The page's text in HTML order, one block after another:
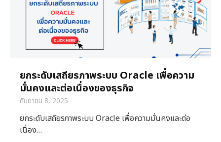
ยกระดับเสถียรภาพระบบ Oracle เพื่อความ
มั่นคงและต่อเนื่องของธุรกิจ
กันยายน 8, 2025
ยกระดับเสถียรภาพระบบ Oracle เพื่อความมั่นคงและต่อ
เนื่อง…